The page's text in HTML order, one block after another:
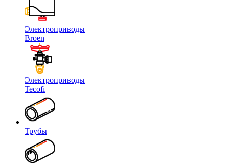
Электроприводы
Broen
Электроприводы
Tecofi
Трубы